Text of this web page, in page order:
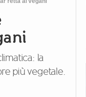
la
più vegetale.